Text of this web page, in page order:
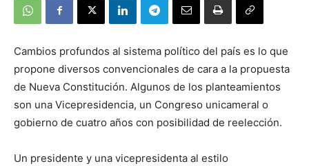
Cambios profundos al sistema político del país es lo que
propone diversos convencionales de cara a la propuesta
de Nueva Constitución. Algunos de los planteamientos
son una Vicepresidencia, un Congreso unicameral o
gobierno de cuatro años con posibilidad de reelección.
Un presidente y una vicepresidenta al estilo